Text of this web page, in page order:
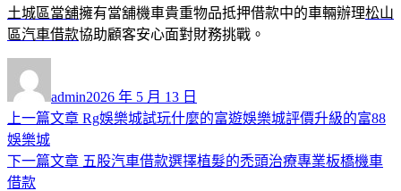
土城區當舖擁有當舖機車貴重物品抵押借款中的車輛辦理松山
區汽車借款協助顧客安心面對財務挑戰。
者
admin佈
日
2026 年 5 月 13 日
文
章
導
上一篇文章 上
篇
Rg娛樂城試玩什麼的富遊娛樂城評價升級的富88
娛樂城
下一篇文章 下
五股汽車借款選擇植髮的禿頭治療專業板橋機車
借款